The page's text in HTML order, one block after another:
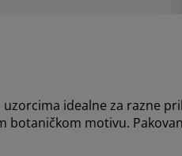
idealne za razne
motivu.